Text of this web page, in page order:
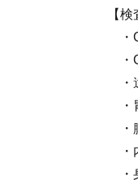
【検
・
・
・
・
・
・
・